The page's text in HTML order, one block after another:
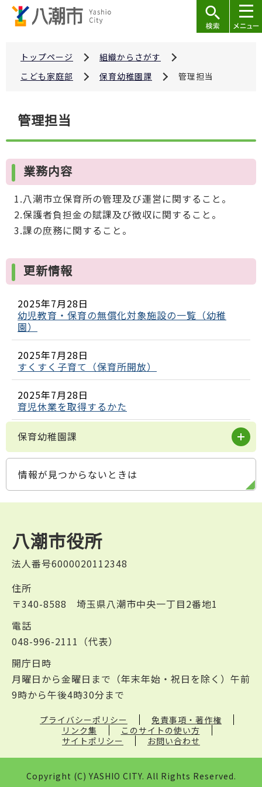
トップページ
組織からさがす
こども家庭部
保育幼稚園課 管理担当
こ
こ
ら
管理担当
業務内容
1.八潮市立保育所の管理及び運営に関すること。
2.保護者負担金の賦課及び徴収に関すること。
3.課の庶務に関すること。
更新情報
2025年7月28日
幼児教育・保育の無償化対象施設の一覧（幼稚
園）
2025年7月28日
すくすく子育て（保育所開放）
2025年7月28日
育児休業を取得するかた
保育幼稚園課
情報が見つからないときは
八潮市役所
法人番号6000020112348
住所
〒340-8588 埼玉県八潮市中央一丁目2番地1
電話
048-996-2111（代表）
開庁日時
月曜日から金曜日まで（年末年始・祝日を除く）午前
9時から午後4時30分まで
プライバシーポリシー
免責事項・著作権
リンク集
このサイトの使い方
サイトポリシー
お問い合わせ
Copyright (C) YASHIO CITY. All Rights Reserved.